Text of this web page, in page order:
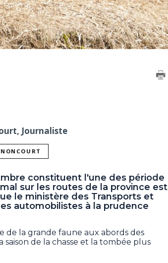
Journaliste
constituent l'une des période
sur les routes de la province est
le ministère des Transports et
automobilistes à la prudence
de la grande faune aux abords des
de la chasse et la tombée plus